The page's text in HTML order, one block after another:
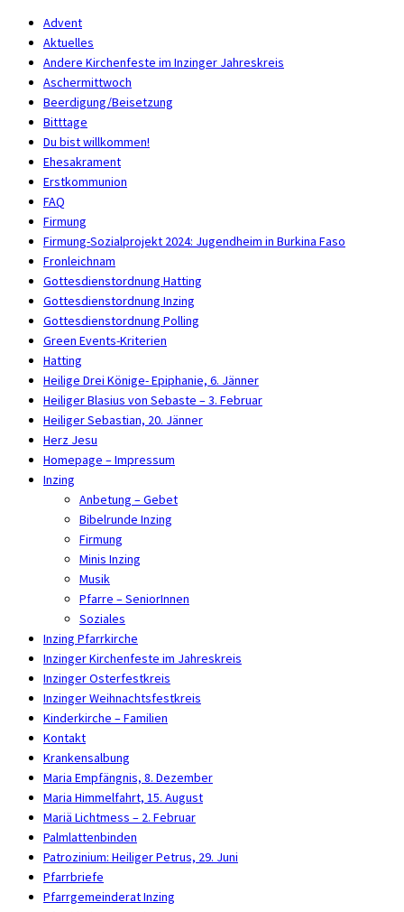
Advent
Aktuelles
Andere Kirchenfeste im Inzinger Jahreskreis
Aschermittwoch
Beerdigung/Beisetzung
Bitttage
Du bist willkommen!
Ehesakrament
Erstkommunion
FAQ
Firmung
Firmung-Sozialprojekt 2024: Jugendheim in Burkina Faso
Fronleichnam
Gottesdienstordnung Hatting
Gottesdienstordnung Inzing
Gottesdienstordnung Polling
Green Events-Kriterien
Hatting
Heilige Drei Könige- Epiphanie, 6. Jänner
Heiliger Blasius von Sebaste – 3. Februar
Heiliger Sebastian, 20. Jänner
Herz Jesu
Homepage – Impressum
Inzing
Anbetung – Gebet
Bibelrunde Inzing
Firmung
Minis Inzing
Musik
Pfarre – SeniorInnen
Soziales
Inzing Pfarrkirche
Inzinger Kirchenfeste im Jahreskreis
Inzinger Osterfestkreis
Inzinger Weihnachtsfestkreis
Kinderkirche – Familien
Kontakt
Krankensalbung
Maria Empfängnis, 8. Dezember
Maria Himmelfahrt, 15. August
Mariä Lichtmess – 2. Februar
Palmlattenbinden
Patrozinium: Heiliger Petrus, 29. Juni
Pfarrbriefe
Pfarrgemeinderat Inzing